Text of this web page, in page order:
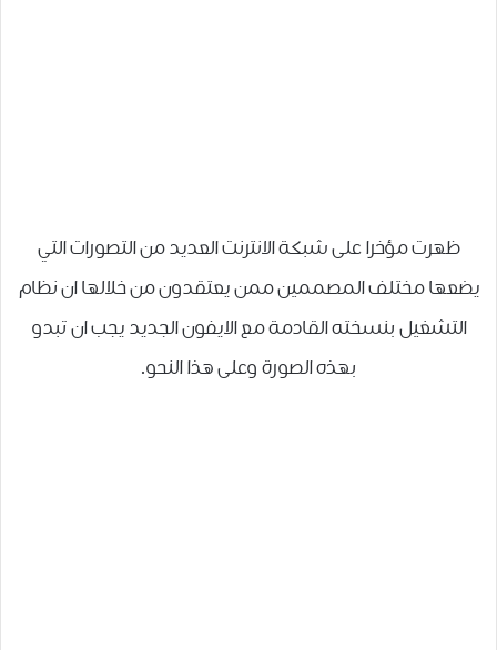
ظهرت مؤخرا على شبكة الانترنت العديد من التصورات التي
يضعها مختلف المصممين ممن يعتقدون من خلالها ان نظام
التشغيل بنسخته القادمة مع الايفون الجديد يجب ان تبدو
بهذه الصورة وعلى هذا النحو.